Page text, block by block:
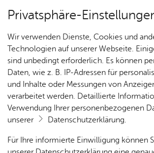
Kartenansicht
Privatsphäre-
Wir verwenden Dienste, Cookies und
Technologien auf unserer Webseite.
sind unbedingt erforderlich. Es können
Daten, wie z. B. IP-Adressen für
und Inhalte oder Messungen von
verarbeitet werden. Detaillierte
Verwendung Ihrer personenbezogenen
unserer
Datenschutzerklärung.
Für Ihre informierte Einwilligung können